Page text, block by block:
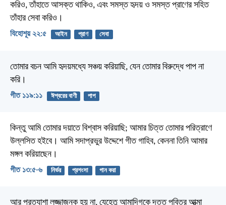
করিও, তাঁহাতে আসক্ত থাকিও, এবং সমস্ত হৃদয় ও সমস্ত প্রাণের সহিত
তাঁহার সেবা করিও।
যিহোশূয় ২২:৫ আইন প্রাণ সেবা
তোমার বচন আমি হৃদয়মধ্যে সঞ্চয় করিয়াছি, যেন তোমার বিরুদ্ধে পাপ না
করি।
গীত ১১৯:১১ ঈশ্বরের বাণী পাপ
কিন্তু আমি তোমার দয়াতে বিশ্বাস করিয়াছি; আমার চিত্ত তোমার পরিত্রাণে
উল্লসিত হইবে। আমি সদাপ্রভুর উদ্দেশে গীত গাহিব, কেননা তিনি আমার
মঙ্গল করিয়াছেন।
গীত ১৩:৫-৬ নির্ভর প্রশংসা গান করা
আর প্রত্যাশা লজ্জাজনক হয় না, যেহেতু আমাদিগকে দত্ত পবিত্র আত্মা